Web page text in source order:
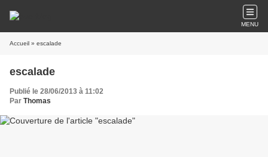
MENU
Accueil » escalade
escalade
Publié le 28/06/2013 à 11:02
Par Thomas